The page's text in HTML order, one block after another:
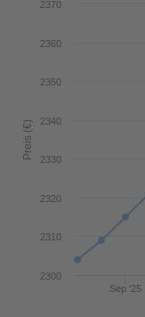
Preis (€)
Sep '25
2300
2310
2320
2330
2340
2350
2360
2370